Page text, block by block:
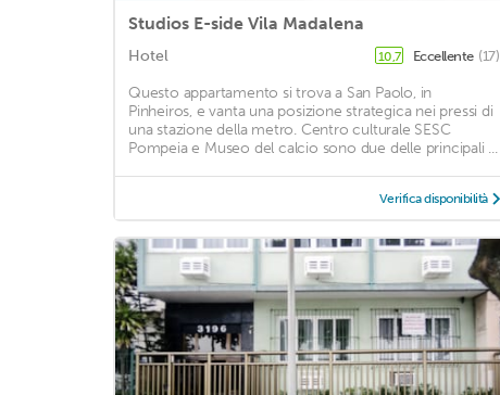
Studios E-side Vila Madalena
Hotel 10,7 Eccellente (17)
Questo appartamento si trova a San Paolo, in
Pinheiros, e vanta una posizione strategica nei pressi di
una stazione della metro. Centro culturale SESC
Pompeia e Museo del calcio sono due delle principali ...
Verifica disponibilità